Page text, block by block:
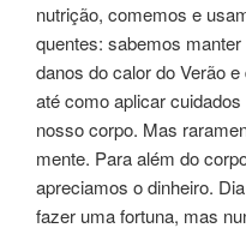
nutrição, comemos e
quentes: sabemos
danos do calor do Verão
até como aplicar
nosso corpo. Mas
mente. Para além do
apreciamos o dinheiro.
fazer uma fortuna, mas